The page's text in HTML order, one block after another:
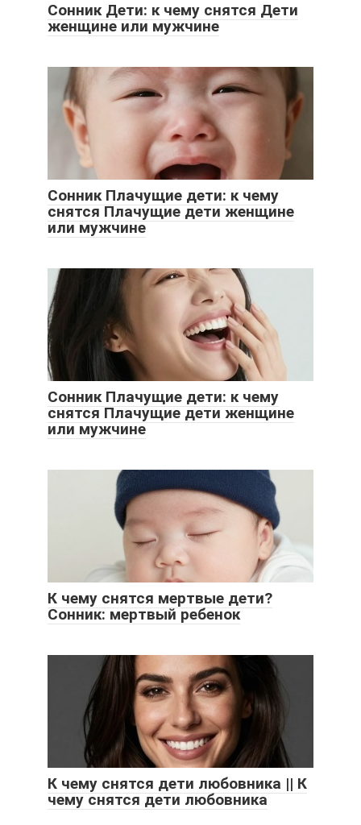
Сонник Дети: к чему снятся Дети
женщине или мужчине
Сонник Плачущие дети: к чему
снятся Плачущие дети женщине
или мужчине
Сонник Плачущие дети: к чему
снятся Плачущие дети женщине
или мужчине
К чему снятся мертвые дети?
Сонник: мертвый ребенок
К чему снятся дети любовника || К
чему снятся дети любовника